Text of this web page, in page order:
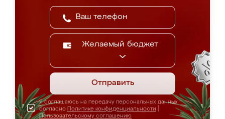
Желаемый бюджет
Отправить
Я соглашаюсь на передачу персональных данных
согласно Политике конфиденциальности
Пользовательскому соглашению